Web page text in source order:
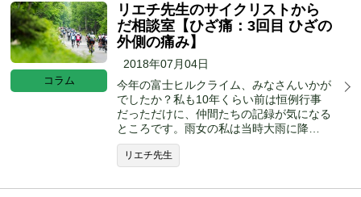
コラム
リエチ先生のサイクリストから
だ相談室【ひざ痛：3回目 ひざの
外側の痛み】
2018年07月04日
今年の富士ヒルクライム、みなさんいかが
でしたか？私も10年くらい前は恒例行事
だっただけに、仲間たちの記録が気になる
ところです。雨女の私は当時大雨に降…
リエチ先生